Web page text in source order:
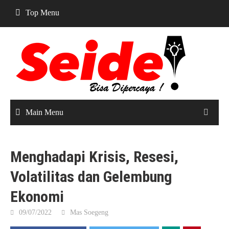
content
Top Menu
Main Menu
Menghadapi Krisis, Resesi,
Volatilitas dan Gelembung
Ekonomi
09/07/2022 Mas Soegeng